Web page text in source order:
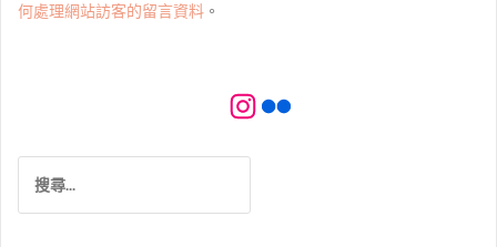
何處理網站訪客的留言資料 。
Instagram
Flickr
關